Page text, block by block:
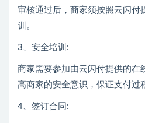
审核通过后，商家须按照云闪付
训。
3、安全培训:
商家需要参加由云闪付提供的在
高商家的安全意识，保证支付过
4、签订合同: